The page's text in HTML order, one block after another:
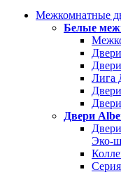
Межкомнатные
Белые
Лига
Двери
Эко-